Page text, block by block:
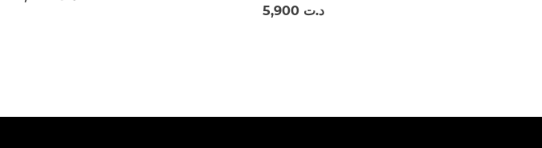
د.ت 5,900